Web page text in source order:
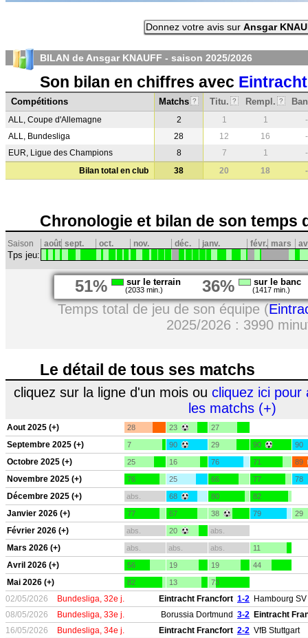
Donnez votre avis sur Ansgar
BILAN de Ansgar KNAUFF - saison 2025/2026
Son bilan en chiffres avec
Compétitions Matchs ? Titu. ? Rempl. ?
ALL, Coupe d'Allemagne 2 1 1
-
ALL, Bundesliga
28 12 16
-
EUR, Ligue des Champions
8 7 1
-
Bilan total en club
38 20 18 -
Chronologie et bilan de son temps
Saison août sept. oct. nov. déc. janv. févr. mars
Tps jeu:
51% sur le terrain
(2033 min.) 36% sur le banc
(1417 min.)
Temps total de jeu de son équipe (
2025/2026 : 3990
Le détail de tous ses matchs
cliquez sur la ligne d'un mois ou cliquez ici pour
les matchs (+)
Aout 2025 (+) 28 23 27
Septembre 2025 (+) 7 90 29 90 90
Octobre 2025 (+) 25 16 76 71 89
Novembre 2025 (+) 76 25 66 77 78
Décembre 2025 (+) abs. 68 80 82
Janvier 2026 (+) 77 67 38 79 29
Février 2026 (+) abs. 20 abs.
Mars 2026 (+) abs. abs. abs. 11
Avril 2026 (+) 56 19 19 44
Mai 2026 (+) 82 13 73
02/05/2026 Bundesliga, 32e j. Eintracht Francfort 1-2 Hambourg SV
08/05/2026
Bundesliga, 33e j. Borussia Dortmund 3-2 Eintracht
16/05/2026
Bundesliga, 34e j. Eintracht Francfort 2-2 VfB Stuttgart